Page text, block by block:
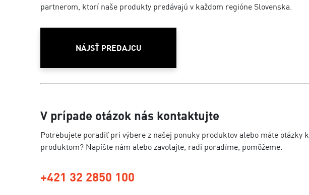
partnerom, ktorí naše produkty predávajú v každom regióne Slovenska.
NÁJSŤ PREDAJCU
V prípade otázok nás kontaktujte
Potrebujete poradiť pri výbere z našej ponuky produktov alebo máte otázky k
produktom? Napíšte nám alebo zavolajte, radi poradíme, pomôžeme.
+421 32 2850 100